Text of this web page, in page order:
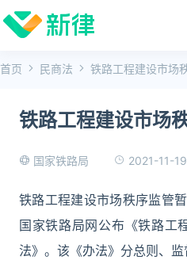
首页 民商法 铁路工程建设市场
铁路工程建设市场
国家铁路局 2021-11-
铁路工程建设市场秩序监管
国家铁路局网公布《铁路工
法》。该《办法》分总则、